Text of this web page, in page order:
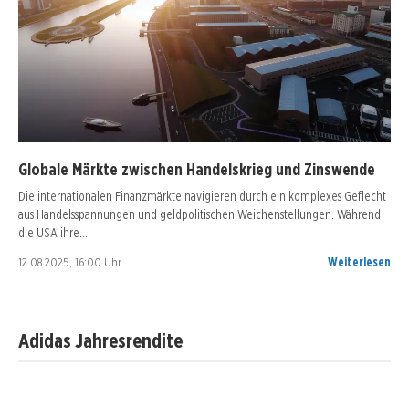
Globale Märkte zwischen Handelskrieg und Zinswende
Die internationalen Finanzmärkte navigieren durch ein komplexes Geflecht
aus Handelsspannungen und geldpolitischen Weichenstellungen. Während
die USA ihre…
12.08.2025, 16:00 Uhr Weiterlesen
Adidas Jahresrendite